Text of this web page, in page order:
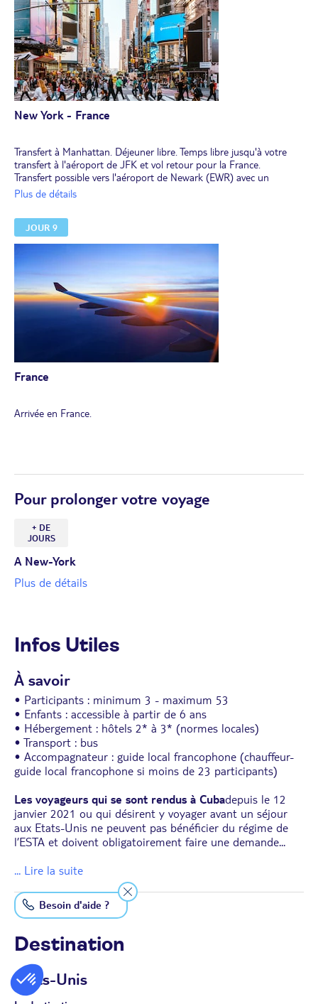
New York - France
Transfert à Manhattan. Déjeuner libre. Temps libre jusqu'à votre
transfert à l'aéroport de JFK et vol retour pour la France.
Transfert possible vers l'aéroport de Newark (EWR) avec un
supplément de 130 €/personne (min 2 passagers). Nous contacter.
nuits au cœur de New York, au Marriott Courtyard Midtown 3*+.
Plus de détails
JOUR 9
France
Arrivée en France.
Pour prolonger votre voyage
+ DE
JOURS
A New-York
Plus de détails
Infos Utiles
À savoir
• Participants : minimum 3 - maximum 53
• Enfants : accessible à partir de 6 ans
• Hébergement : hôtels 2* à 3* (normes locales)
• Transport : bus
• Accompagnateur : guide local francophone (chauffeur-
guide local francophone si moins de 23 participants)
Les voyageurs qui se sont rendus à Cubadepuis le 12
janvier 2021 ou qui désirent y voyager avant un séjour
aux Etats-Unis ne peuvent pas bénéficier du régime de
l’ESTA et doivent obligatoirement faire une demande...
... Lire la suite
Destination
Etats-Unis
Besoin d'aide ?